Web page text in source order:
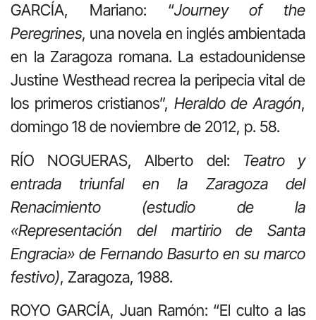
GARCÍA, Mariano: “Journey of the
Peregrines, una novela en inglés ambientada
en la Zaragoza romana. La estadounidense
Justine Westhead recrea la peripecia vital de
los primeros cristianos”, Heraldo de Aragón,
domingo 18 de noviembre de 2012, p. 58.
RÍO NOGUERAS, Alberto del: Teatro y
entrada triunfal en la Zaragoza del
Renacimiento (estudio de la
«Representación del martirio de Santa
Engracia» de Fernando Basurto en su marco
festivo), Zaragoza, 1988.
ROYO GARCÍA, Juan Ramón: “El culto a las